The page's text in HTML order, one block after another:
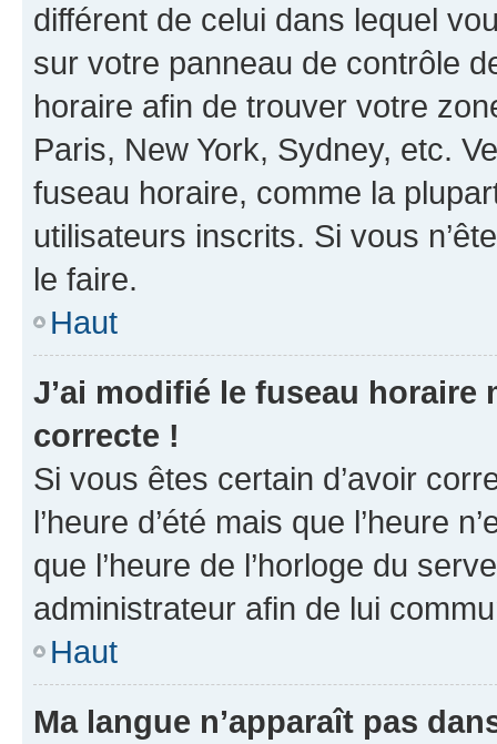
différent de celui dans lequel
sur votre panneau de contrôle
horaire afin de trouver votre
Paris, New York, Sydney, etc.
fuseau horaire, comme la
utilisateurs inscrits. Si vous
le faire.
Haut
J’ai modifié le fuseau horaire
correcte !
Si vous êtes certain d’avoir
l’heure d’été mais que l’heure
que l’heure de l’horloge du
administrateur afin de lui
Haut
Ma langue n’apparaît pas